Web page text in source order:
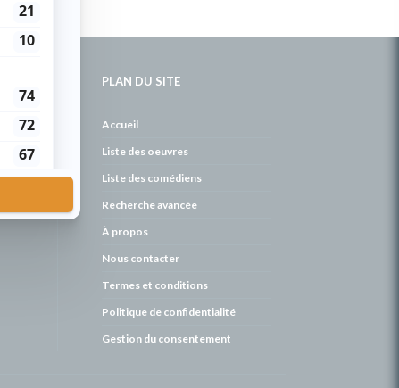
PLAN DU SITE
Accueil
Liste des oeuvres
Liste des comédiens
Recherche avancée
À propos
Nous contacter
Termes et conditions
Politique de confidentialité
Gestion du consentement